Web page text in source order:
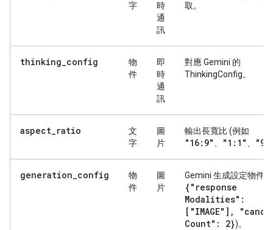
字
時
通
訊
取。
thinking_config
物
件
即
時
通
訊
對應 Gemini 的
ThinkingConfig。
aspect_ratio
文
字
圖
片
輸出長寬比 (例如
"16:9" "1:1"
generation_config
物
件
圖
片
Gemini 生成設定物件 (
{"response
Modalities":
["IMAGE"] ,
Count": 2})。